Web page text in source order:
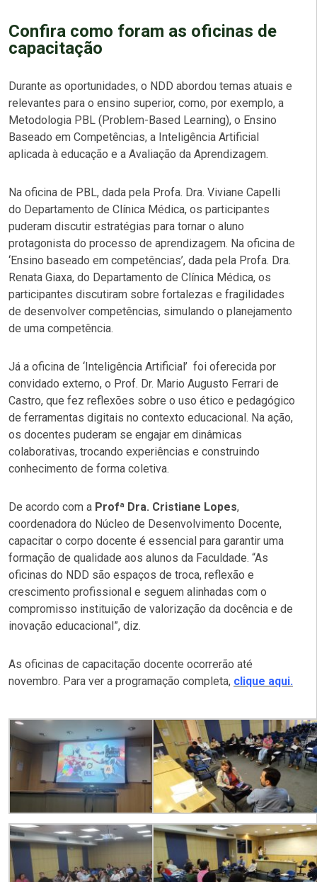
Confira como foram as oficinas de
capacitação
Durante as oportunidades, o NDD abordou temas atuais e
relevantes para o ensino superior, como, por exemplo, a
Metodologia PBL (Problem-Based Learning), o Ensino
Baseado em Competências, a Inteligência Artificial
aplicada à educação e a Avaliação da Aprendizagem.
Na oficina de PBL, dada pela Profa. Dra. Viviane Capelli
do Departamento de Clínica Médica, os participantes
puderam discutir estratégias para tornar o aluno
protagonista do processo de aprendizagem. Na oficina de
‘Ensino baseado em competências’, dada pela Profa. Dra.
Renata Giaxa, do Departamento de Clínica Médica, os
participantes discutiram sobre fortalezas e fragilidades
de desenvolver competências, simulando o planejamento
de uma competência.
Já a oficina de ‘Inteligência Artificial’ foi oferecida por
convidado externo, o Prof. Dr. Mario Augusto Ferrari de
Castro, que fez reflexões sobre o uso ético e pedagógico
de ferramentas digitais no contexto educacional. Na ação,
os docentes puderam se engajar em dinâmicas
colaborativas, trocando experiências e construindo
conhecimento de forma coletiva.
De acordo com a Profª Dra. Cristiane Lopes,
coordenadora do Núcleo de Desenvolvimento Docente,
capacitar o corpo docente é essencial para garantir uma
formação de qualidade aos alunos da Faculdade. “As
oficinas do NDD são espaços de troca, reflexão e
crescimento profissional e seguem alinhadas com o
compromisso instituição de valorização da docência e de
inovação educacional”, diz.
As oficinas de capacitação docente ocorrerão até
novembro. Para ver a programação completa, clique aqui.